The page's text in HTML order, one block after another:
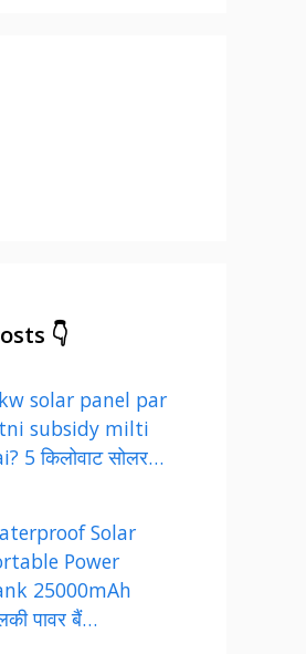
👇
solar panel par
subsidy milti
5 किलोवाट सोलर…
Solar
Power
25000mAh
पावर बैं…